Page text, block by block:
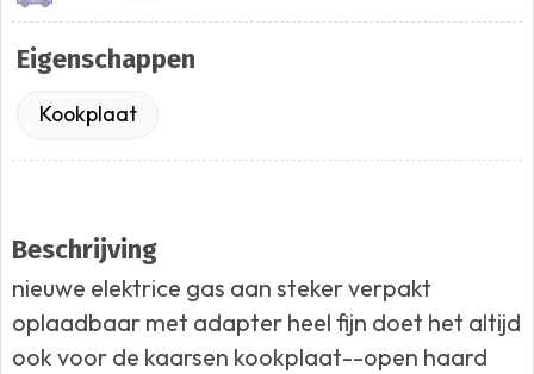
Eigenschappen
Kookplaat
Beschrijving
nieuwe elektrice gas aan steker verpakt
oplaadbaar met adapter heel fijn doet het altijd
ook voor de kaarsen kookplaat--open haard